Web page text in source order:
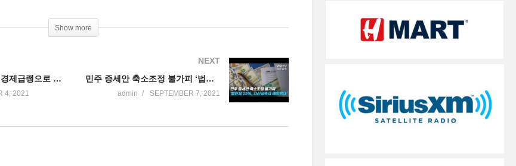
Show more
미국 델타변이기승, 경제급랭으로 올 4분기 추가 현금지원 가능성
4, 2021
NEXT
민주 증세안 축소조정 불가피 ‘법인세 25%, 자산상속세 예외확대’
admin SEPTEMBER 7, 2021